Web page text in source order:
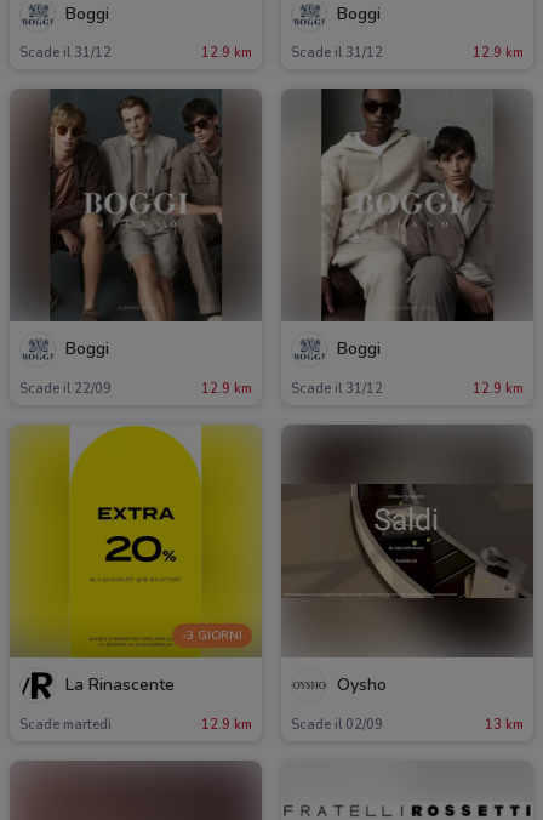
Boggi
Scade il 31/12 12.9 km
Boggi
Scade il 31/12 12.9 km
Boggi
Scade il 22/09 12.9 km
Boggi
Scade il 31/12 12.9 km
-3 GIORNI
La Rinascente
Scade martedì 12.9 km
Oysho
Scade il 02/09 13 km